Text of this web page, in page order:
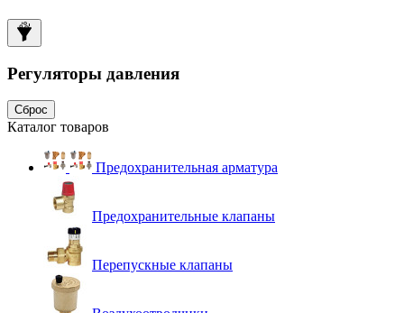
Регуляторы давления
Сброс
Каталог товаров
Предохранительная арматура
Предохранительные клапаны
Перепускные клапаны